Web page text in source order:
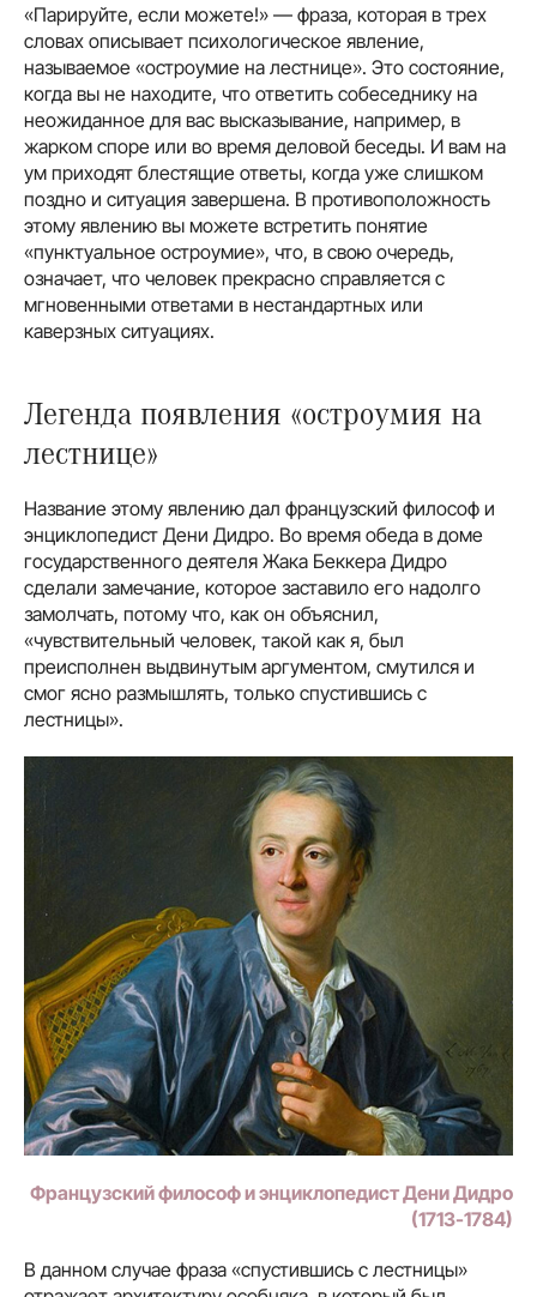
«Парируйте, если можете!» — фраза, которая в трех
словах описывает психологическое явление,
называемое «остроумие на лестнице». Это состояние,
когда вы не находите, что ответить собеседнику на
неожиданное для вас высказывание, например, в
жарком споре или во время деловой беседы. И вам на
ум приходят блестящие ответы, когда уже слишком
поздно и ситуация завершена. В противоположность
этому явлению вы можете встретить понятие
«пунктуальное остроумие», что, в свою очередь,
означает, что человек прекрасно справляется с
мгновенными ответами в нестандартных или
каверзных ситуациях.
Легенда появления «остроумия на
лестнице»
Название этому явлению дал французский философ и
энциклопедист Дени Дидро. Во время обеда в доме
государственного деятеля Жака Беккера Дидро
сделали замечание, которое заставило его надолго
замолчать, потому что, как он объяснил,
«чувствительный человек, такой как я, был
преисполнен выдвинутым аргументом, смутился и
смог ясно размышлять, только спустившись с
лестницы».
Французский философ и энциклопедист Дени Дидро
(1713-1784)
В данном случае фраза «спустившись с лестницы»